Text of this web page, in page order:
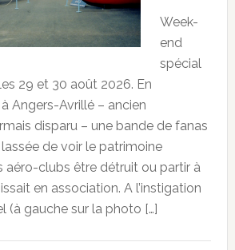
Week-
end
spécial
29 et 30 août 2026. En
Angers-Avrillé – ancien
disparu – une bande de fanas
lassée de voir le patrimoine
aéro-clubs être détruit ou partir à
en association. A l’instigation
(à gauche sur la photo […]